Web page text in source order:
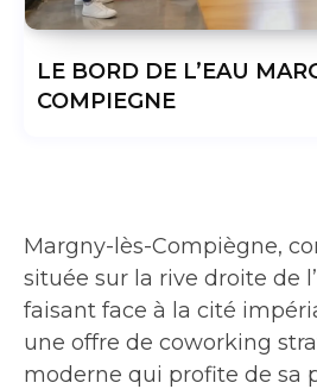
LE BORD DE L’EAU
COMPIEGNE
Margny-lès-Compiègne,
située sur la rive droite de
faisant face à la cité
une offre de coworking
moderne qui profite de sa